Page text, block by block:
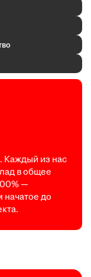
Каждый из нас
в общее
—
начатое до